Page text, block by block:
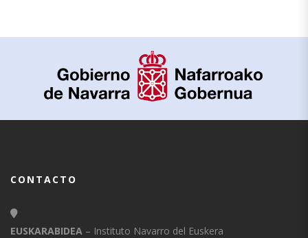
CONTACTO
EUSKARABIDEA – Instituto Navarro del Euskera